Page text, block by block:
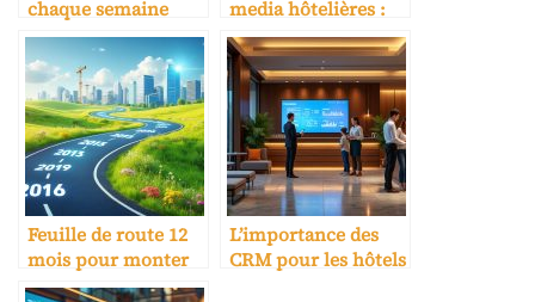
chaque semaine
(coûts, casse,
marges)
media hôtelières :
KPI et livrables
Feuille de route 12
mois pour monter
en gamme
L’importance des
CRM pour les hôtels